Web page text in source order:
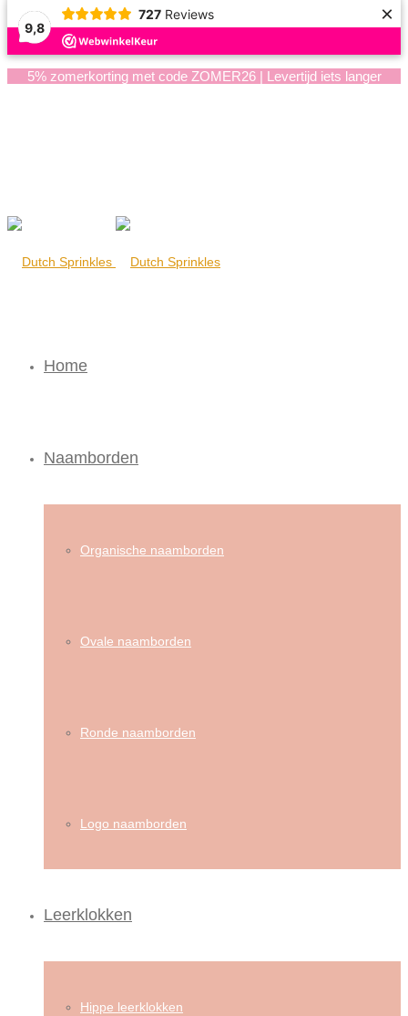
9,8
727 Reviews ×
5% zomerkorting met code ZOMER26 | Levertijd iets langer
Home
Naamborden
Organische naamborden
Ovale naamborden
Ronde naamborden
Logo naamborden
Leerklokken
Hippe leerklokken